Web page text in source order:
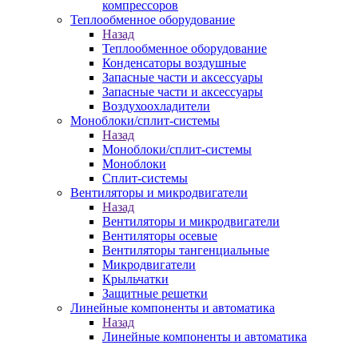
компрессоров
Теплообменное оборудование
Назад
Теплообменное оборудование
Конденсаторы воздушные
Запасные части и аксессуары
Запасные части и аксессуары
Воздухоохладители
Моноблоки/сплит-системы
Назад
Моноблоки/сплит-системы
Моноблоки
Сплит-системы
Вентиляторы и микродвигатели
Назад
Вентиляторы и микродвигатели
Вентиляторы осевые
Вентиляторы тангенциальные
Микродвигатели
Крыльчатки
Защитные решетки
Линейные компоненты и автоматика
Назад
Линейные компоненты и автоматика